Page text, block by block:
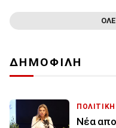
ΔΗΜΟΦΙΛΗ
ΠΟΛΙΤΙΚΗ
Νέα